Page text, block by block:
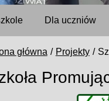
Dla uczniów
główna Projekty